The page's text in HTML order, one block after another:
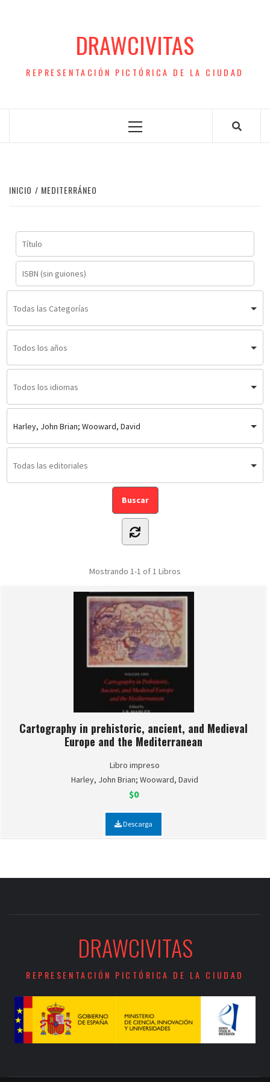
DRAWCIVITAS
REPRESENTACIÓN PICTÓRICA DE LA CIUDAD
Menú
INICIO MEDITERRÁNEO
Harley, John Brian; Wooward, David
Mostrando 1-1 of 1 Libros
Cartography in prehistoric, ancient, and Medieval
Europe and the Mediterranean
Libro impreso
Harley, John Brian; Wooward, David
$0
Descarga
DRAWCIVITAS
REPRESENTACIÓN PICTÓRICA DE LA CIUDAD